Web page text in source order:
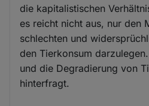
die kapitalistischen
es reicht nicht aus, nur den
schlechten und
den Tierkonsum
und die Degradierung von
hinterfragt.